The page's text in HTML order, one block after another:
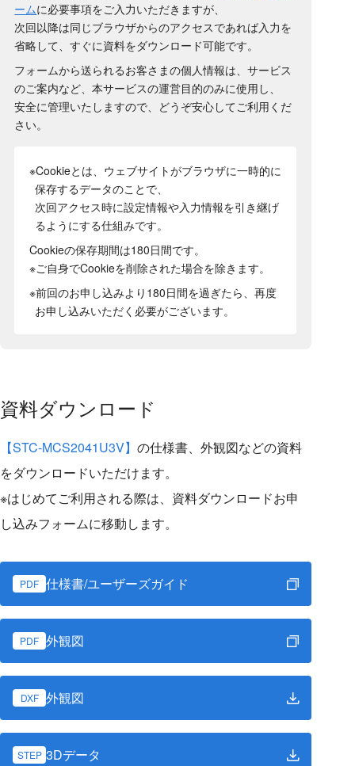
ームに必要事項をご入力いただきますが、
次回以降は同じブラウザからのアクセスであれば入力を
省略して、すぐに資料をダウンロード可能です。
フォームから送られるお客さまの個人情報は、サービス
のご案内など、本サービスの運営目的のみに使用し、
安全に管理いたしますので、どうぞ安心してご利用くだ
さい。
※Cookieとは、ウェブサイトがブラウザに一時的に
保存するデータのことで、
次回アクセス時に設定情報や入力情報を引き継げ
るようにする仕組みです。
Cookieの保存期間は180日間です。
※ご自身でCookieを削除された場合を除きます。
※前回のお申し込みより180日間を過ぎたら、再度
お申し込みいただく必要がございます。
資料ダウンロード
【STC-MCS2041U3V】 の仕様書、外観図などの資料
をダウンロードいただけます。
※はじめてご利用される際は、資料ダウンロードお申
し込みフォームに移動します。
PDF 仕様書/ユーザーズガイド
PDF 外観図
DXF 外観図
STEP 3Dデータ